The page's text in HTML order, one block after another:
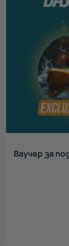
Ваучер за